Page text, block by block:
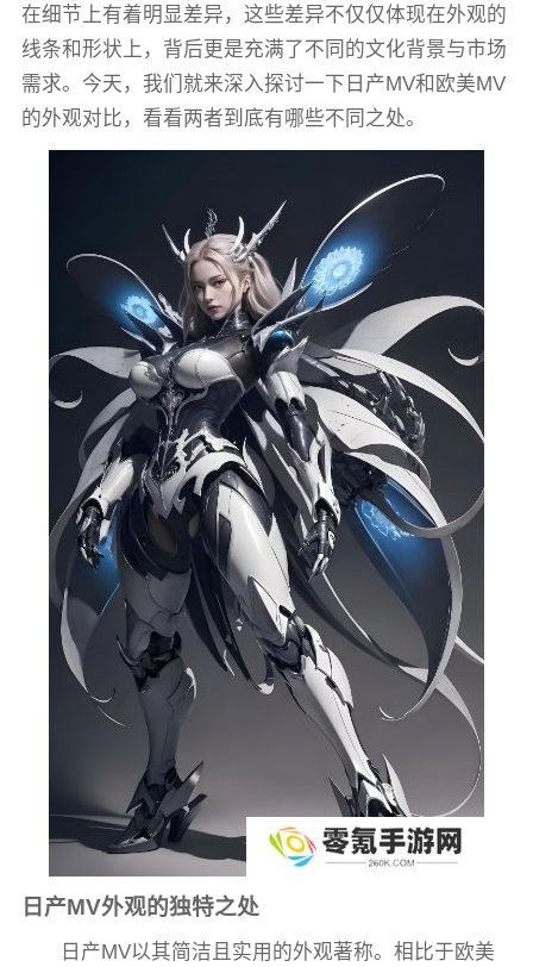
在细节上有着明显差异，这些差异不仅仅体现在外观的
线条和形状上，背后更是充满了不同的文化背景与市场
需求。今天，我们就来深入探讨一下日产MV和欧美MV
的外观对比，看看两者到底有哪些不同之处。
日产MV外观的独特之处
日产MV以其简洁且实用的外观著称。相比于欧美